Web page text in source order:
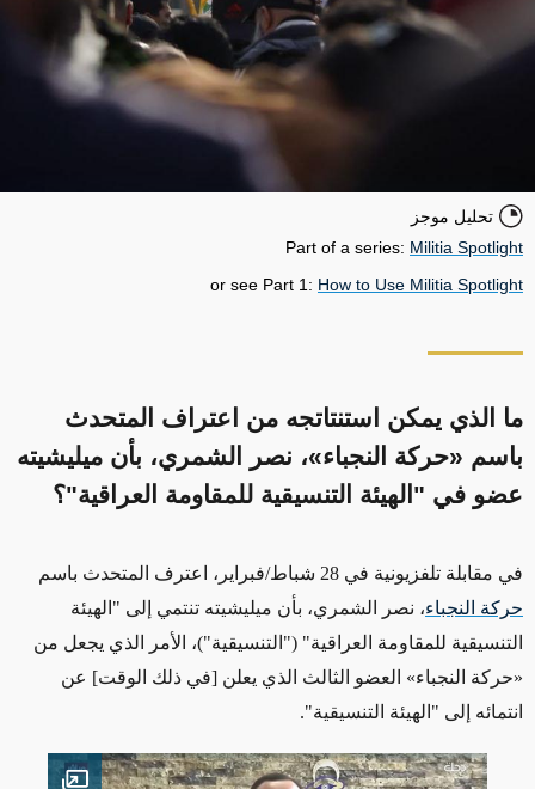
تحليل موجز
Part of a series: Militia Spotlight
or see Part 1: How to Use Militia Spotlight
ما الذي يمكن استنتاتجه من اعتراف المتحدث
باسم «حركة النجباء»، نصر الشمري، بأن ميليشيته
عضو في "الهيئة التنسيقية للمقاومة العراقية"؟
في مقابلة تلفزيونية في 28 شباط/فبراير، اعترف المتحدث باسم
حركة النجباء، نصر الشمري، بأن ميليشيته تنتمي إلى "الهيئة
التنسيقية للمقاومة العراقية" ("التنسيقية")، الأمر الذي يجعل من
«حركة النجباء» العضو الثالث الذي يعلن [في ذلك الوقت] عن
انتمائه إلى "الهيئة التنسيقية".